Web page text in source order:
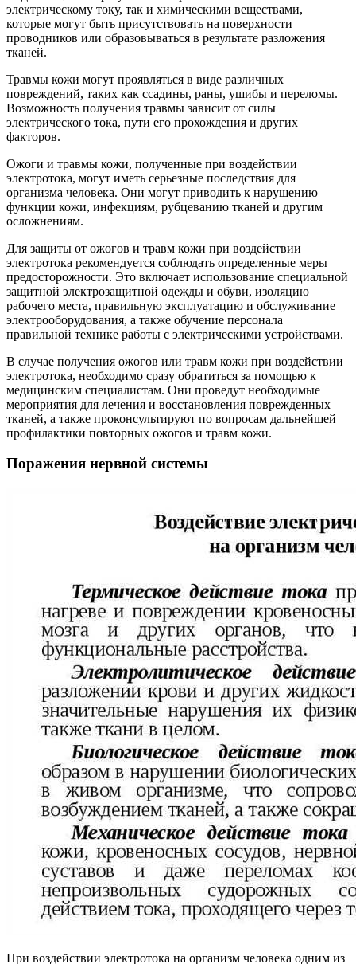
электрическому току, так и химическими веществами,
которые могут быть присутствовать на поверхности
проводников или образовываться в результате разложения
тканей.
Травмы кожи могут проявляться в виде различных
повреждений, таких как ссадины, раны, ушибы и переломы.
Возможность получения травмы зависит от силы
электрического тока, пути его прохождения и других
факторов.
Ожоги и травмы кожи, полученные при воздействии
электротока, могут иметь серьезные последствия для
организма человека. Они могут приводить к нарушению
функции кожи, инфекциям, рубцеванию тканей и другим
осложнениям.
Для защиты от ожогов и травм кожи при воздействии
электротока рекомендуется соблюдать определенные меры
предосторожности. Это включает использование специальной
защитной электрозащитной одежды и обуви, изоляцию
рабочего места, правильную эксплуатацию и обслуживание
электрооборудования, а также обучение персонала
правильной технике работы с электрическими устройствами.
В случае получения ожогов или травм кожи при воздействии
электротока, необходимо сразу обратиться за помощью к
медицинским специалистам. Они проведут необходимые
мероприятия для лечения и восстановления поврежденных
тканей, а также проконсультируют по вопросам дальнейшей
профилактики повторных ожогов и травм кожи.
Поражения нервной системы
При воздействии электротока на организм человека одним из